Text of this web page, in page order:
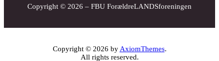
Copyright © 2026 – FBU ForældreLANDSforeningen
Copyright © 2026 by AxiomThemes.
All rights reserved.